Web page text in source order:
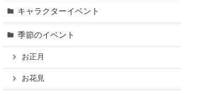
キャラクターイベント
季節のイベント
お正月
お花見